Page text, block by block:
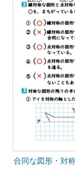
合同な図形・対